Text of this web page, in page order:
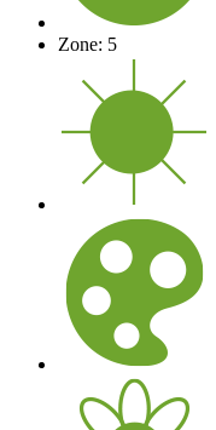
Zone: 5